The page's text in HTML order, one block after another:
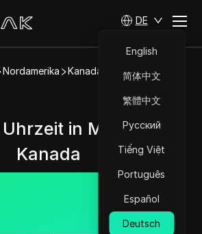
DE
English
简体中文
繁體中文
Русский
Tiếng Việt
Português
Español
Deutsch
Nordamerika Kanada Montreal
in Montreal,
Kanada